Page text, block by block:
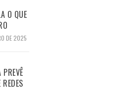
O QUE
DE 2025